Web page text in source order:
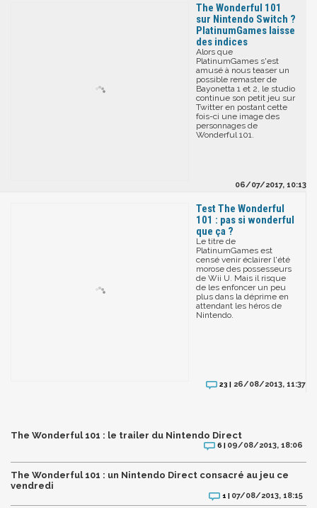
The Wonderful 101
sur Nintendo Switch ?
PlatinumGames laisse
des indices
Alors que
PlatinumGames s'est
amusé à nous teaser un
possible remaster de
Bayonetta 1 et 2, le studio
continue son petit jeu sur
Twitter en postant cette
fois-ci une image des
personnages de
Wonderful 101.
06/07/2017, 10:13
Test The Wonderful
101 : pas si wonderful
que ça ?
Le titre de
PlatinumGames est
censé venir éclairer l'été
morose des possesseurs
de Wii U. Mais il risque
de les enfoncer un peu
plus dans la déprime en
attendant les héros de
Nintendo.
23 | 26/08/2013, 11:37
The Wonderful 101 : le trailer du Nintendo Direct
6 | 09/08/2013, 18:06
The Wonderful 101 : un Nintendo Direct consacré au jeu ce
vendredi
1 | 07/08/2013, 18:15